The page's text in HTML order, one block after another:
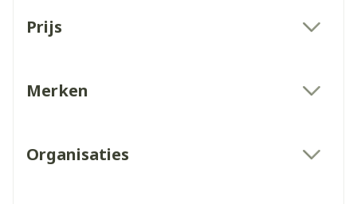
Prijs
Merken
Organisaties